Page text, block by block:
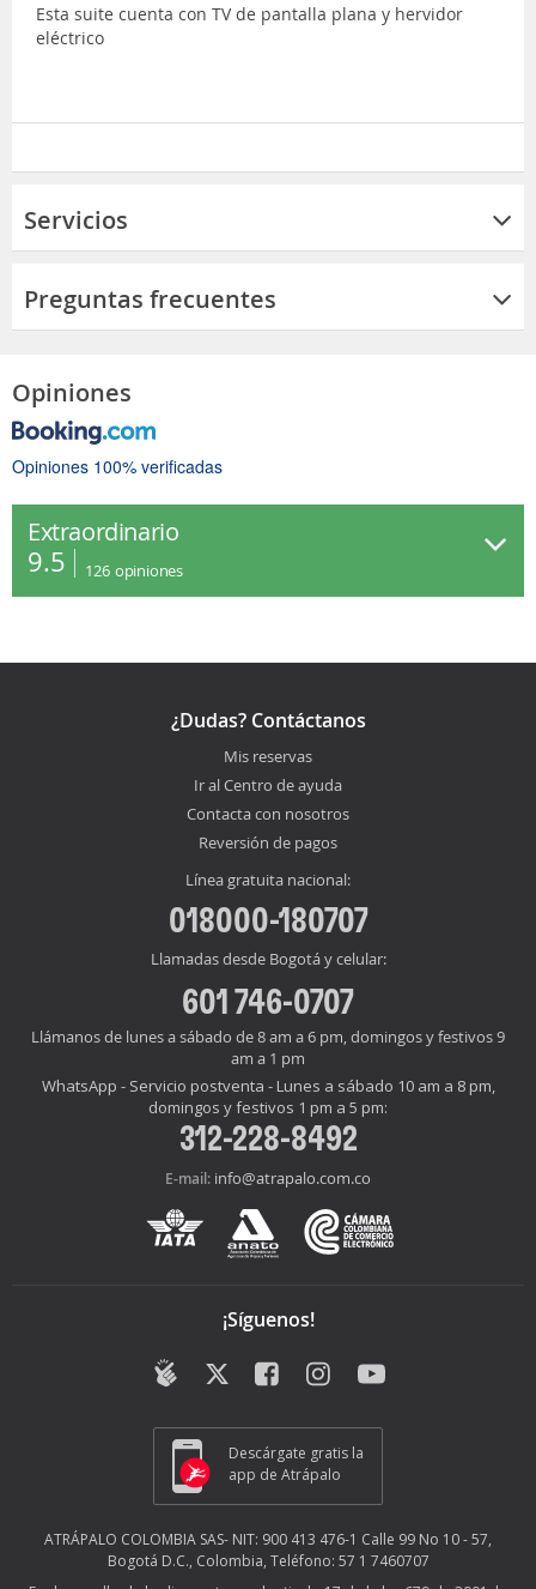
Esta suite cuenta con TV de pantalla plana y hervidor
eléctrico
Servicios
Preguntas frecuentes
Opiniones
Opiniones 100% verificadas
Extraordinario
9.5 126 opiniones
¿Dudas? Contáctanos
Mis reservas
Ir al Centro de ayuda
Contacta con nosotros
Reversión de pagos
Línea gratuita nacional:
018000-180707
Llamadas desde Bogotá y celular:
601 746-0707
Llámanos de lunes a sábado de 8 am a 6 pm, domingos y festivos 9
am a 1 pm
WhatsApp - Servicio postventa - Lunes a sábado 10 am a 8 pm,
domingos y festivos 1 pm a 5 pm:
312-228-8492
E-mail: info@atrapalo.com.co
¡Síguenos!
Descárgate gratis la
app de Atrápalo
ATRÁPALO COLOMBIA SAS- NIT: 900 413 476-1 Calle 99 No 10 - 57,
Bogotá D.C., Colombia, Teléfono: 57 1 7460707